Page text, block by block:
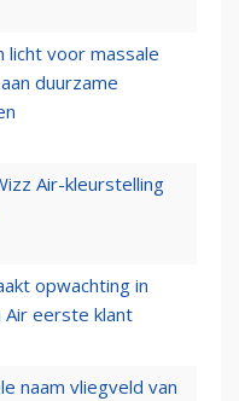
voor massale
duurzame
Air-kleurstelling
opwachting in
Air eerste klant
naam vliegveld van